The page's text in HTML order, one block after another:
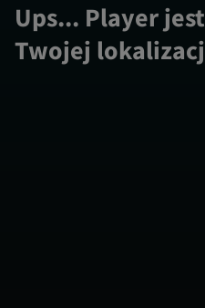
Ups... Player
Twojej